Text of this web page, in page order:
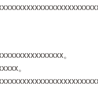
。
。